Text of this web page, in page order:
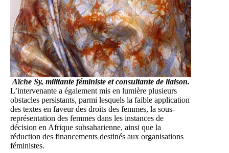
Aïche Sy, militante féministe et consultante de liaison.
L’intervenante a également mis en lumière plusieurs
obstacles persistants, parmi lesquels la faible application
des textes en faveur des droits des femmes, la sous-
représentation des femmes dans les instances de
décision en Afrique subsaharienne, ainsi que la
réduction des financements destinés aux organisations
féministes.